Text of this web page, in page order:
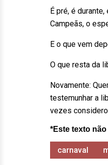
É pré, é
Campeãs, o
E o que vem
O que resta da
Novamente:
testemunhar a
vezes
*Este texto
carnaval